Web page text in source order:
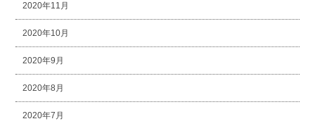
2020年11月
2020年10月
2020年9月
2020年8月
2020年7月